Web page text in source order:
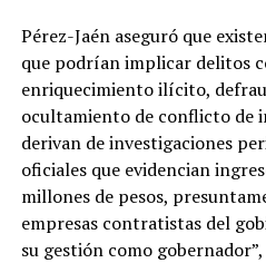
Pérez-Jaén aseguró que
que podrían implicar delitos
enriquecimiento ilícito,
ocultamiento de conflicto de
derivan de investigaciones
oficiales que evidencian
millones de pesos,
empresas contratistas del
su gestión como